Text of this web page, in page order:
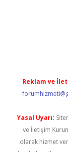
Reklam ve
Yasal Uyarı:
ve İletişim
olarak hizmet